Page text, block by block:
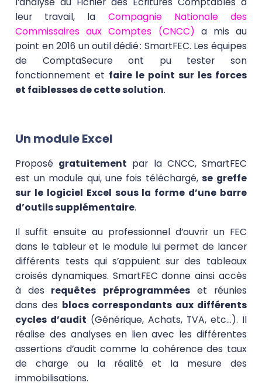
leur travail, la
Compagnie Nationale des
Commissaires aux Comptes (CNCC) a mis au
point en 2016 un outil dédié : SmartFEC. Les équipes
de ComptaSecure
ont pu tester son
fonctionnement et faire le point sur les forces
et faiblesses de cette solution.
Un module Excel
Proposé gratuitement par la CNCC, SmartFEC
est un module qui, une fois téléchargé, se greffe
sur le logiciel Excel sous la forme d’une barre
d’outils supplémentaire.
Il suffit ensuite au professionnel d’ouvrir un FEC
dans le tableur et le module lui permet de lancer
différents tests qui s’appuient sur des tableaux
croisés dynamiques. SmartFEC donne ainsi accès
à des requêtes préprogrammées et réunies
dans des blocs correspondants aux différents
cycles d’audit (Générique, Achats, TVA, etc…). Il
réalise des analyses en lien avec les différentes
assertions d’audit comme la cohérence des taux
de charge ou la réalité et la mesure des
immobilisations.